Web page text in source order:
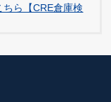
ら【CRE倉庫検